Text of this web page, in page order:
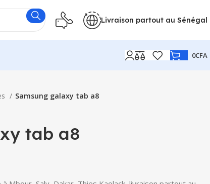
Livraison partout au Sénégal
0CFA
Samsung galaxy tab a8
tab a8